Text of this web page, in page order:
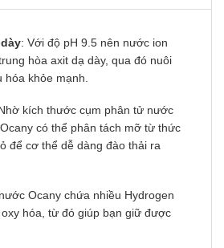
: Với độ pH 9.5 nên nước ion
hòa axit dạ dày, qua đó nuôi
khỏe mạnh.
kích thước cụm phân tử nước
có thể phân tách mỡ từ thức
để cơ thể dễ dàng đào thải ra
Ocany chứa nhiều Hydrogen
hóa, từ đó giúp bạn giữ được